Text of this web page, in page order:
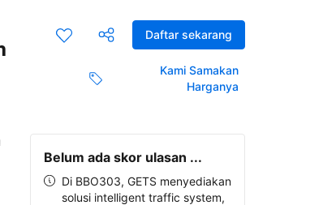
Daftar sekarang
Kami Samakan
Harganya
Belum ada skor ulasan ...
Di BBO303, GETS menyediakan
solusi intelligent traffic system,